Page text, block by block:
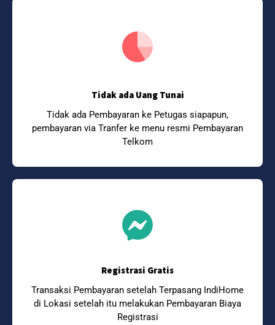
Tidak ada Uang Tunai
Tidak ada Pembayaran ke Petugas siapapun,
pembayaran via Tranfer ke menu resmi Pembayaran
Telkom
Registrasi Gratis
Transaksi Pembayaran setelah Terpasang IndiHome
di Lokasi setelah itu melakukan Pembayaran Biaya
Registrasi